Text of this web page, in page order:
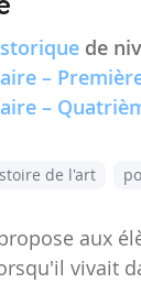
de
–
–
de l'art
aux
vivait